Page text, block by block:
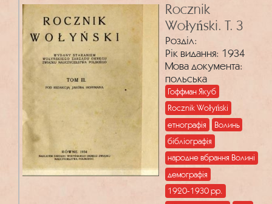
Rocznik
Wołyński. T. 3
Розділ:
Рік видання: 1934
Мова документа:
польська
Гоффман Якуб
Rocznik Wołyński
етнографія
Волинь
бібліографія
народне вбрання Волині
демографія
1920-1930 рр.